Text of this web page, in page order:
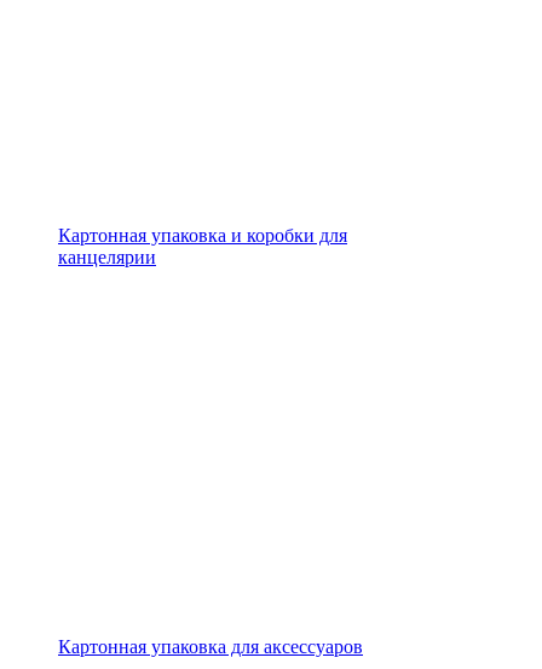
Картонная упаковка и коробки для
канцелярии
Картонная упаковка для аксессуаров